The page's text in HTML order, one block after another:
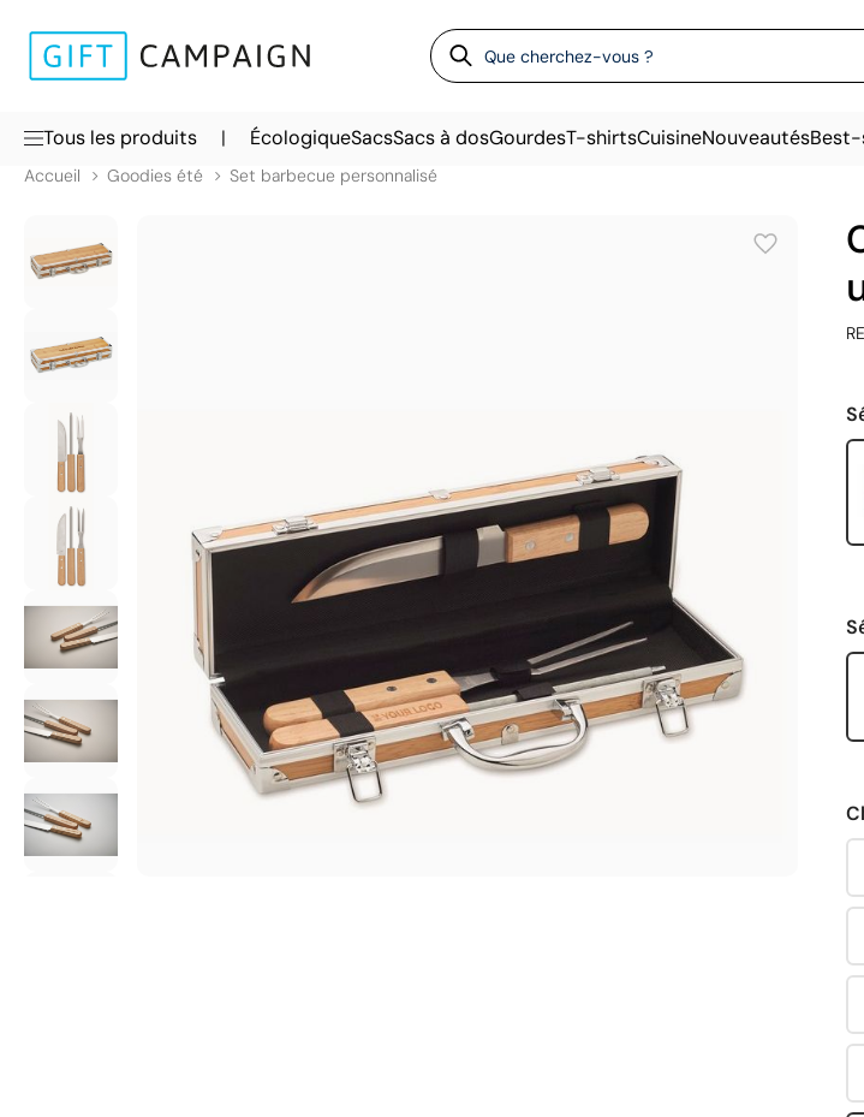
Tous les produits | ÉcologiqueSacsSacs à dosGourdesT-shirtsCuisineNouveautés
Accueil Goodies été Set barbecue personnalisé